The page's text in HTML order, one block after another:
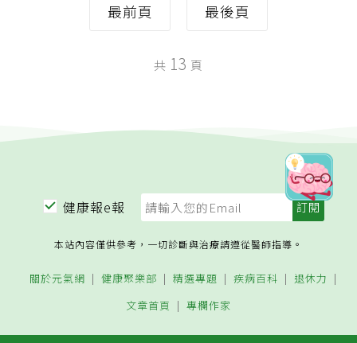
最前頁 最後頁
共 13 頁
健康報e報
本站內容僅供參考，一切診斷與治療請遵從醫師指導。
關於元氣網 健康聚樂部 精選專題 疾病百科
退休力
文章首頁
專欄作家